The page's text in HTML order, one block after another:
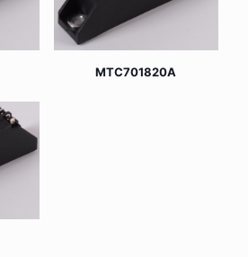
MTC701820A